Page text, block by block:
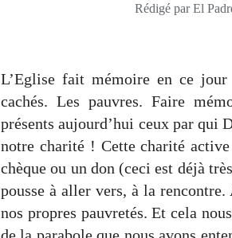
Rédigé par El
L’Eglise fait mémoire en ce
cachés. Les pauvres. Faire
présents aujourd’hui ceux par qui
notre charité ! Cette charité
chèque ou un don (ceci est déjà
pousse à aller vers, à la
nos propres pauvretés. Et cela